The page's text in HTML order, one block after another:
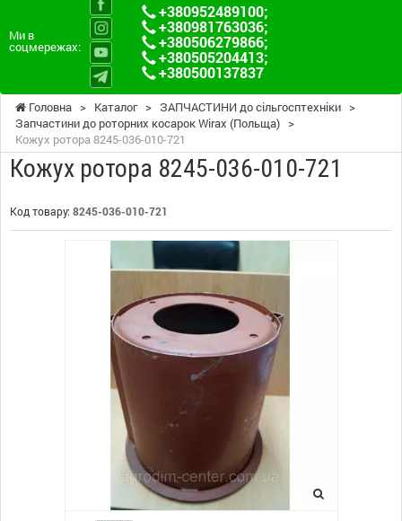
Ми в
соцмережах:
+380952489100;
+380981763036;
+380506279866;
+380505204413;
+380500137837
Головна > Каталог > ЗАПЧАСТИНИ до сільгосптехніки >
Запчастини до роторних косарок Wirax (Польща) >
Кожух ротора 8245-036-010-721
Кожух ротора 8245-036-010-721
Код товару: 8245-036-010-721